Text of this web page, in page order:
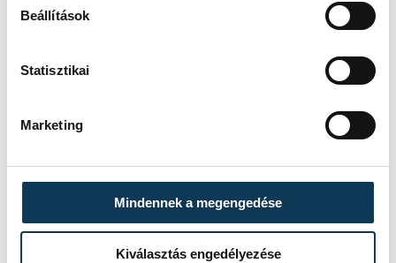
Beállítások
Statisztikai
Marketing
Mindennek a megengedése
Kiválasztás engedélyezése